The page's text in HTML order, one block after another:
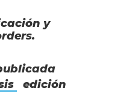
y
edición